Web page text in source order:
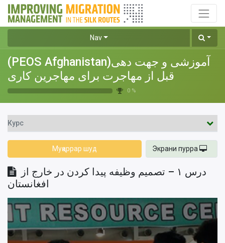
Nav
(PEOS Afghanistan)آموزشی و جهت دهی
قبل از مهاجرت برای مهاجرین کاری
0 %
Курс
درس ۱ – تصمیم وظیفه پیدا کردن در خارج از
افغانستان
Муқаррар шуд Экрани пурра